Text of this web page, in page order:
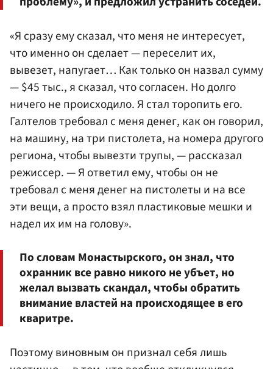
«Я сразу ему сказал, что меня не интересует,
что именно он сделает — переселит их,
вывезет, напугает… Как только он назвал сумму
— $45 тыс., я сказал, что согласен. Но долго
ничего не происходило. Я стал торопить его.
Галтелов требовал с меня денег, как он говорил,
на машину, на три пистолета, на номера другого
региона, чтобы вывезти трупы, — рассказал
режиссер. — Я ответил ему, чтобы он не
требовал с меня денег на пистолеты и на все
эти вещи, а просто взял пластиковые мешки и
надел их им на голову».
По словам Монастырского, он знал, что
охранник все равно никого не убъет, но
желал вызвать скандал, чтобы обратить
внимание властей на происходящее в его
кваритре.
Поэтому виновным он признал себя лишь